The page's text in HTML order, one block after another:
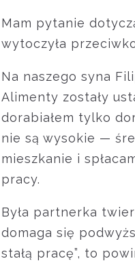
Mam pytanie
wytoczyła
Na naszego syna
Alimenty zostały
dorabiałem tylko
nie są wysokie —
mieszkanie i
pracy.
Była partnerka
domaga się
stałą pracę”, to